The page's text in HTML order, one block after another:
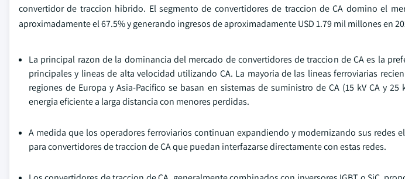
convertidor de traccion hibrido. El segmento de convertidores de traccion de CA domino el
aproximadamente el 67.5% y generando ingresos de aproximadamente USD 1.79 mil millones en
La principal razon de la dominancia del mercado de convertidores de traccion de CA es la
principales y lineas de alta velocidad utilizando CA. La mayoria de las lineas ferroviarias
regiones de Europa y Asia-Pacifico se basan en sistemas de suministro de CA (15 kV CA y
energia eficiente a larga distancia con menores perdidas.
A medida que los operadores ferroviarios continuan expandiendo y modernizando sus redes
para convertidores de traccion de CA que puedan interfazarse directamente con estas redes.